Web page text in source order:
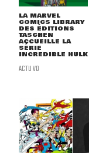
LA MARVEL
COMICS LIBRARY
DES ÉDITIONS
TASCHEN
ACCUEILLE LA
SÉRIE
INCREDIBLE HULK
ACTU VO